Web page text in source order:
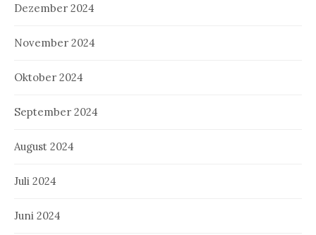
Dezember 2024
November 2024
Oktober 2024
September 2024
August 2024
Juli 2024
Juni 2024